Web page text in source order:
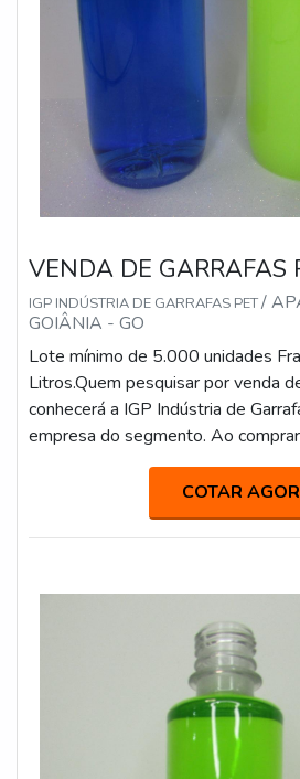
VENDA DE GARRAFAS
IGP INDÚSTRIA DE GARRAFAS PET/
GOIÂNIA - GO
Lote mínimo de 5.000 unidades
Litros.Quem pesquisar por venda
conhecerá a IGP Indústria de
empresa do segmento. Ao
mais se destaca no ramo, o cliente
atendimento de excelência e terá a
produtos que solucionem qualquer
SOBRE VENDA DE GARRAFAS
COTAR